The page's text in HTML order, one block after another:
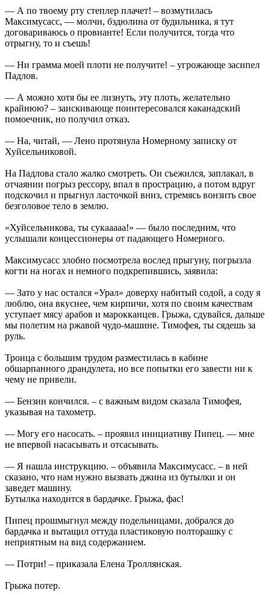
— А по твоему рту степлер плачет! – возмутилась
Максимусасс, — молчи, бздюлина от будильника, я тут
договариваюсь о провианте! Если получится, тогда что
отрыгну, то и съешь!
— Ни грамма моей плоти не получите! – угрожающе засипел
Падлов.
— А можно хотя бы ее лизнуть, эту плоть, желательно
крайнюю? – заискивающе поинтересовался каканадский
помоечник, но получил отказ.
— На, читай, — Лено протянула Номерному записку от
Хуйсельниковой.
На Падлова стало жалко смотреть. Он съежился, заплакал, в
отчаянии погрыз рессору, впал в прострацию, а потом вдруг
подскочил и прыгнул ласточкой вниз, стремясь вонзить свое
безголовое тело в землю.
«Хуйсельникова, ты сукааааа!» — было последним, что
услышали концессионеры от падающего Номерного.
Максимусасс злобно посмотрела вослед прыгуну, погрызла
когти на ногах и немного подкрепившись, заявила:
— Зато у нас остался «Урал» доверху набитый содой, а соду я
люблю, она вкуснее, чем кирпичи, хотя по своим качествам
уступает мясу арабов и марокканцев. Грыжа, сдувайся, дальше
мы полетим на ржавой чудо-машине. Тимофея, ты сядешь за
руль.
Троица с большим трудом разместилась в кабине
обшарпанного драндулета, но все попытки его завести ни к
чему не привели.
— Бензин кончился. – с важным видом сказала Тимофея,
указывая на тахометр.
— Могу его насосать. – проявил инициативу Пипец. — мне
не впервой насасывать и отсасывать.
— Я нашла инструкцию. – объявила Максимусасс. – в ней
сказано, что нам нужно вызвать джина из бутылки и он
заведет машину.
Бутылка находится в бардачке. Грыжа, фас!
Пипец прошмыгнул между подельницами, добрался до
бардачка и вытащил оттуда пластиковую полторашку с
неприятным на вид содержанием.
— Потри! – приказала Елена Троллянская.
Грыжа потер.